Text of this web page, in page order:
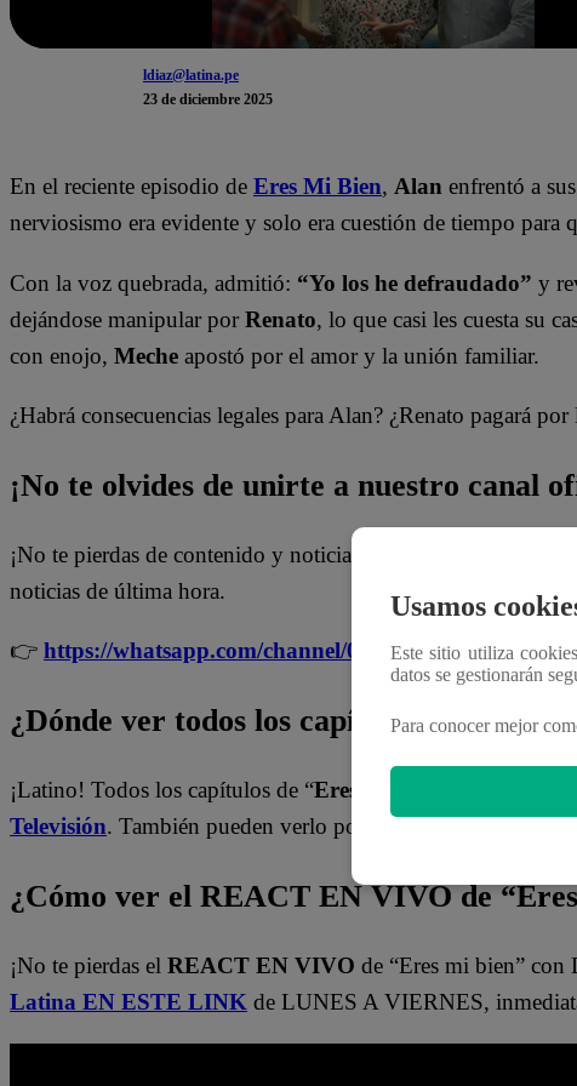
ldiaz@latina.pe
23 de diciembre 2025
En el reciente episodio de Eres Mi Bien, Alan enfrentó a
nerviosismo era evidente y solo era cuestión de tiempo para
Con la voz quebrada, admitió: “Yo los he defraudado” y
dejándose manipular por Renato, lo que casi les cuesta su
con enojo, Meche apostó por el amor y la unión familiar.
¿Habrá consecuencias legales para Alan? ¿Renato pagará
¡No te olvides de unirte a nuestro canal
¡No te pierdas de contenido y noticias
noticias de última hora.
👉 https://whatsapp.com/channel/
¿Dónde ver todos los capítulos de “Eres
¡Latino! Todos los capítulos de “Eres mi bien ” están
Televisión. También pueden verlo por medio del
¿Cómo ver el REACT EN VIVO de
¡No te pierdas el REACT EN VIVO de “Eres mi bien” con
Latina EN ESTE LINK de LUNES A VIERNES,
Usamos
Este sitio utiliza
datos se gestionarán
Para conocer mejor